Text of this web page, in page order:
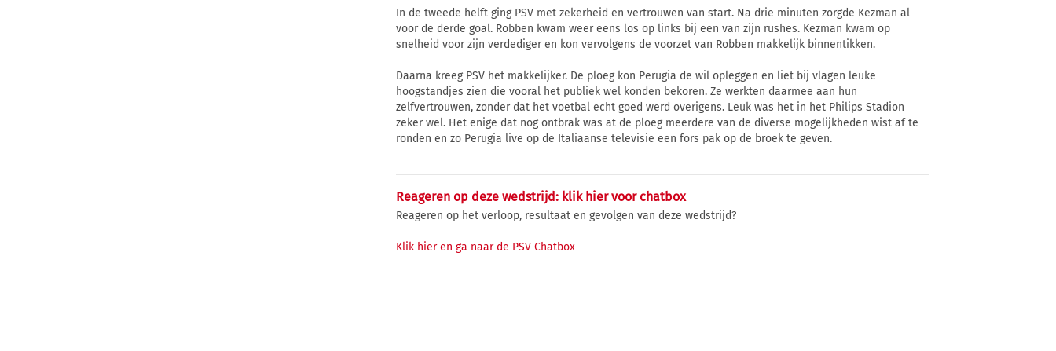
In de tweede helft ging PSV met zekerheid en vertrouwen van start. Na drie minuten zorgde Kezman al
voor de derde goal. Robben kwam weer eens los op links bij een van zijn rushes. Kezman kwam op
snelheid voor zijn verdediger en kon vervolgens de voorzet van Robben makkelijk binnentikken.
Daarna kreeg PSV het makkelijker. De ploeg kon Perugia de wil opleggen en liet bij vlagen leuke
hoogstandjes zien die vooral het publiek wel konden bekoren. Ze werkten daarmee aan hun
zelfvertrouwen, zonder dat het voetbal echt goed werd overigens. Leuk was het in het Philips Stadion
zeker wel. Het enige dat nog ontbrak was at de ploeg meerdere van de diverse mogelijkheden wist af te
ronden en zo Perugia live op de Italiaanse televisie een fors pak op de broek te geven.
Reageren op deze wedstrijd: klik hier voor chatbox
Reageren op het verloop, resultaat en gevolgen van deze wedstrijd?
Klik hier en ga naar de PSV Chatbox